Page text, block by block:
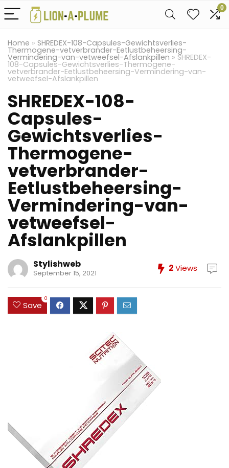
0
Home » SHREDEX-108-Capsules-Gewichtsverlies-
Thermogene-vetverbrander-Eetlustbeheersing-
Vermindering-van-vetweefsel-Afslankpillen » SHREDEX-
108-Capsules-Gewichtsverlies-Thermogene-
vetverbrander-Eetlustbeheersing-Vermindering-van-
vetweefsel-Afslankpillen
SHREDEX-108-
Capsules-
Gewichtsverlies-
Thermogene-
vetverbrander-
Eetlustbeheersing-
Vermindering-van-
vetweefsel-
Afslankpillen
Stylishweb
September 15, 2021 2Views
Save
0